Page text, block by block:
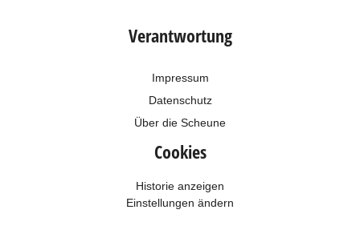
Verantwortung
Impressum
Datenschutz
Über die Scheune
Cookies
Historie anzeigen
Einstellungen ändern